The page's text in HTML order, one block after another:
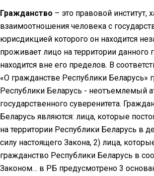
Гражданство – это правовой институт,
взаимоотношения человека с
юрисдикцией которого он находится
проживает лицо на территории данного
находится вне его пределов. В
«О гражданстве Республики Беларусь»
Республики Беларусь - неотъемлемый
государственного суверенитета.
Беларусь являются: лица, которые
на территории Республики Беларусь в
силу настоящего Закона, 2) лица,
гражданство Республики Беларусь в
Законом… в РБ предусмотрено 3